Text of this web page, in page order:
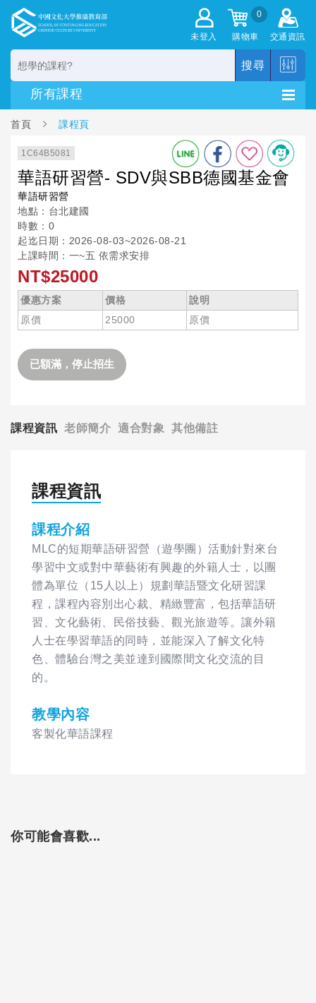
未登入
0
購物車 交通資訊
搜尋
首頁 課程頁
1C64B5081
華語研習營- SDV與SBB德國基金會
華語研習營
地點：台北建國
時數：0
起迄日期：2026-08-03~2026-08-21
上課時間：一~五 依需求安排
NT$25000
優惠方案 價格
說明
原價
25000 原價
已額滿，停止招生
課程資訊 老師簡介 適合對象 其他備註
課程資訊
課程介紹
MLC的短期華語研習營（遊學團）活動針對來台
學習中文或對中華藝術有興趣的外籍人士，以團
體為單位（15人以上）規劃華語暨文化研習課
程，課程內容別出心裁、精緻豐富，包括華語研
習、文化藝術、民俗技藝、觀光旅遊等。讓外籍
人士在學習華語的同時，並能深入了解文化特
色、體驗台灣之美並達到國際間文化交流的目
的。
教學內容
客製化華語課程
你可能會喜歡...